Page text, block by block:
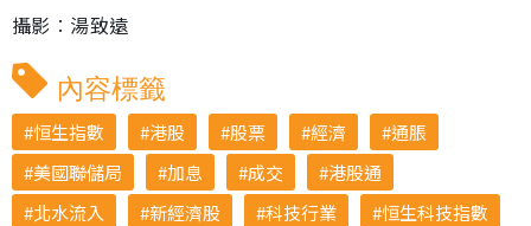
攝影︰湯致遠
內容標籤
恒生指數 港股 股票 經濟
通脹
美國聯儲局
加息 成交
港股通
北水流入
新經濟股 科技行業
恒生科技指數